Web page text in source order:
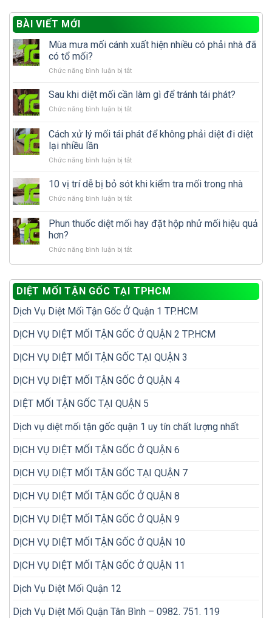
BÀI VIẾT MỚI
Mùa mưa mối cánh xuất hiện nhiều có phải nhà đã
có tổ mối?
Chức năng bình luận bị tắtở
mưa
cánh
hiện
phải
đã
Sau khi diệt mối cần làm gì để tránh tái phát?
Chức năng bình luận bị tắtở
khi
diệt
cần
gì
tránh
phát?
Cách xử lý mối tái phát để không phải diệt đi diệt
lại nhiều lần
Chức năng bình luận bị tắtở
xử
mối
phát
phải
diệt
diệt
lại
lần
10 vị trí dễ bị bỏ sót khi kiểm tra mối trong nhà
Chức năng bình luận bị tắtở
vị
trí
bị
khi
kiểm
tra
mối
nhà
Phun thuốc diệt mối hay đặt hộp nhử mối hiệu quả
hơn?
Chức năng bình luận bị tắtở
diệt
mối
hay
đặt
nhử
hiệu
quả
hơn?
DIỆT MỐI TẬN GỐC TẠI TPHCM
Dịch Vụ Diệt Mối Tận Gốc Ở Quận 1 TP.HCM
DỊCH VỤ DIỆT MỐI TẬN GỐC Ở QUẬN 2 TP.HCM
DỊCH VỤ DIỆT MỐI TẬN GỐC TẠI QUẬN 3
DỊCH VỤ DIỆT MỐI TẬN GỐC Ở QUẬN 4
DIỆT MỐI TẬN GỐC TẠI QUẬN 5
Dịch vụ diệt mối tận gốc quận 1 uy tín chất lượng nhất
DỊCH VỤ DIỆT MỐI TẬN GỐC Ở QUẬN 6
DỊCH VỤ DIỆT MỐI TẬN GỐC TẠI QUẬN 7
DỊCH VỤ DIỆT MỐI TẬN GỐC Ở QUẬN 8
DỊCH VỤ DIỆT MỐI TẬN GỐC Ở QUẬN 9
DỊCH VỤ DIỆT MỐI TẬN GỐC Ở QUẬN 10
DỊCH VỤ DIỆT MỐI TẬN GỐC Ở QUẬN 11
Dịch Vụ Diệt Mối Quận 12
Dịch Vụ Diệt Mối Quận Tân Bình – 0982. 751. 119